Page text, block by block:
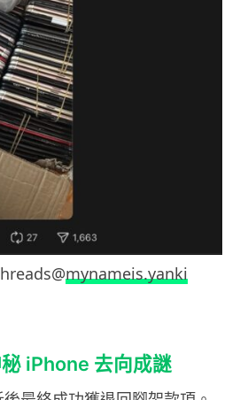
mynameis.yanki
iPhone 去向成謎